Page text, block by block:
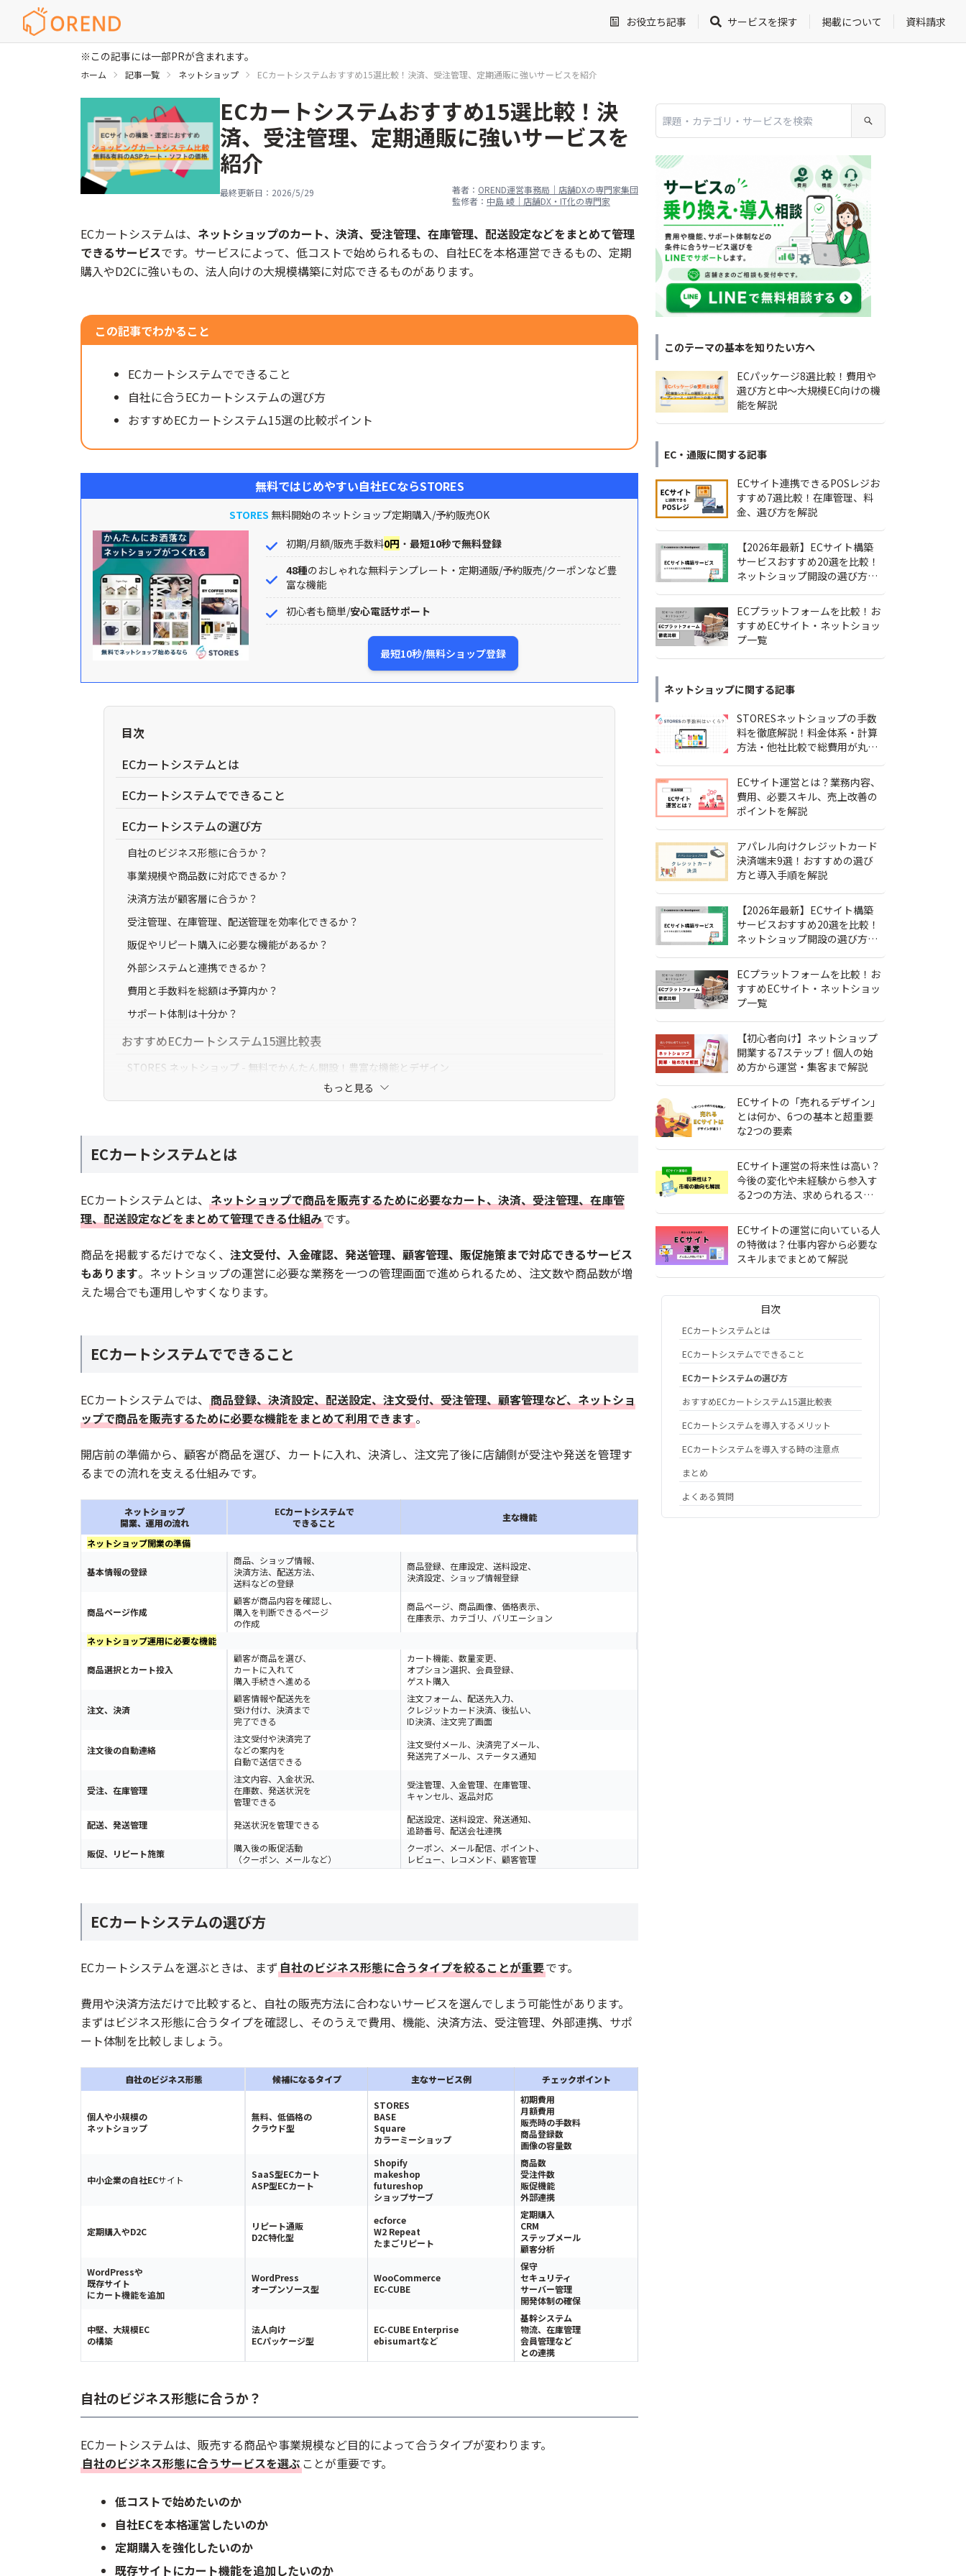
お役立ち記事 サービスを探す 掲載について 資料請求
※この記事には一部PRが含まれます。
ホーム 記事一覧 ネットショップ ECカートシステムおすすめ15選比較！決済、受注管理、定期通販に強いサービスを紹介
ECカートシステムおすすめ15選比較！決
済、受注管理、定期通販に強いサービスを
紹介
最終更新日： 2026/5/29 著者： OREND運営事務局｜店舗DXの専門家集団
監修者： 中島 崚｜店舗DX・IT化の専門家
ECカートシステムは、 ネットショップのカート、決済、受注管理、在庫管理、配送設定などをまとめて管理
できるサービスです。サービスによって、低コストで始められるもの、自社ECを本格運営できるもの、定期
購入やD2Cに強いもの、法人向けの大規模構築に対応できるものがあります。
この記事でわかること
ECカートシステムでできること
自社に合うECカートシステムの選び方
おすすめECカートシステム15選の比較ポイント
無料ではじめやすい自社ECならSTORES
STORES 無料開始のネットショップ定期購入/予約販売OK
初期/月額/販売手数料0円 ・最短10秒で無料登録
48種のおしゃれな無料テンプレート・定期通販/予約販売/クーポンなど豊
富な機能
初心者も簡単/安心電話サポート
最短10秒/無料ショップ登録
目次
ECカートシステムとは
ECカートシステムでできること
ECカートシステムの選び方
自社のビジネス形態に合うか？
事業規模や商品数に対応できるか？
決済方法が顧客層に合うか？
受注管理、在庫管理、配送管理を効率化できるか？
販促やリピート購入に必要な機能があるか？
外部システムと連携できるか？
費用と手数料を総額は予算内か？
サポート体制は十分か？
おすすめECカートシステム15選比較表
STORES ネットショップ - 無料でかんたん開設！豊富な機能とデザイン
おちゃのこネット - 初期費用無料の簡単EC構築サービス
makeshop - 手数料0円/限定20日無料/流通額&機能数1位/テイクアウト&デリバリー受付
カラーミーショップ - GMO提供/月額/初期0円/おしゃれなデザインで美容/食品に強い
BASE - 無料で簡単なネットショップ作成サービス
futureshop
Ｅストアーショップサーブ
EC-CUBE
ECカートシステムを導入するメリット
顧客に合う決済方法を用意できる
ネットショップ運営を一元管理できる
ECカートシステムを導入する時の注意点
月額費用や手数料が発生する
サービスによって機能やデザインに制限がある
別システムへの移行には手間がかかる
運用体制を整えないと活用しきれない
まとめ
ECカートシステムとネットショップ作成サービスは同じですか？
無料のECカートシステムでもネットショップを運営できますか？
ECカートシステムとECパッケージは何が違いますか？
定期購入やサブスクに対応したECカートシステムはありますか？
もっと見る
ECカートシステムとは
ECカートシステムとは、 ネットショップで商品を販売するために必要なカート、決済、受注管理、在庫管
理、配送設定などをまとめて管理できる仕組みです。
商品を掲載するだけでなく、 注文受付、入金確認、発送管理、顧客管理、販促施策まで対応できるサービス
もあります。ネットショップの運営に必要な業務を一つの管理画面で進められるため、注文数や商品数が増
えた場合でも運用しやすくなります。
ECカートシステムでできること
ECカートシステムでは、 商品登録、決済設定、配送設定、注文受付、受注管理、顧客管理など、ネットショ
ップで商品を販売するために必要な機能をまとめて利用できます。
開店前の準備から、顧客が商品を選び、カートに入れ、決済し、注文完了後に店舗側が受注や発送を管理す
るまでの流れを支える仕組みです。
ネットショップ
開業、運用の流れ
ECカートシステムで
できること
主な機能
ネットショップ開業の準備
基本情報の登録
商品、ショップ情報、
決済方法、配送方法、
送料などの登録
商品登録、在庫設定、送料設定、
決済設定、ショップ情報登録
商品ページ作成
顧客が商品内容を確認し、
購入を判断できるページ
の作成
商品ページ、商品画像、価格表示、
在庫表示、カテゴリ、バリエーション
ネットショップ運用に必要な機能
商品選択とカート投入
顧客が商品を選び、
カートに入れて
購入手続きへ進める
カート機能、数量変更、
オプション選択、会員登録、
ゲスト購入
注文、決済
顧客情報や配送先を
受け付け、決済まで
完了できる
注文フォーム、配送先入力、
クレジットカード決済、後払い、
ID決済、注文完了画面
注文後の自動連絡
注文受付や決済完了
などの案内を
自動で送信できる
注文受付メール、決済完了メール、
発送完了メール、ステータス通知
受注、在庫管理
注文内容、入金状況、
在庫数、発送状況を
管理できる
受注管理、入金管理、在庫管理、
キャンセル、返品対応
配送、発送管理 発送状況を管理できる
配送設定、送料設定、発送通知、
追跡番号、配送会社連携
販促、リピート施策
購入後の販促活動
（クーポン、メールなど）
クーポン、メール配信、ポイント、
レビュー、レコメンド、顧客管理
ECカートシステムの選び方
ECカートシステムを選ぶときは、まず自社のビジネス形態に合うタイプを絞ることが重要です。
費用や決済方法だけで比較すると、自社の販売方法に合わないサービスを選んでしまう可能性があります。
まずはビジネス形態に合うタイプを確認し、そのうえで費用、機能、決済方法、受注管理、外部連携、サポ
ート体制を比較しましょう。
自社のビジネス形態 候補になるタイプ 主なサービス例 チェックポイント
個人や小規模の
ネットショップ
無料、低価格の
クラウド型
STORES
BASE
Square
カラーミーショップ
初期費用
月額費用
販売時の手数料
商品登録数
画像の容量数
中小企業の自社ECサイト
SaaS型ECカート
ASP型ECカート
Shopify
makeshop
futureshop
ショップサーブ
商品数
受注件数
販促機能
外部連携
定期購入やD2C
リピート通販
D2C特化型
ecforce
W2 Repeat
たまごリピート
定期購入
CRM
ステップメール
顧客分析
WordPressや
既存サイト
にカート機能を追加
WordPress
オープンソース型
WooCommerce
EC-CUBE
保守
セキュリティ
サーバー管理
開発体制の確保
中堅、大規模EC
の構築
法人向け
ECパッケージ型
EC-CUBE Enterprise
ebisumartなど
基幹システム
物流、在庫管理
会員管理など
との連携
自社のビジネス形態に合うか？
ECカートシステムは、販売する商品や事業規模など目的によって合うタイプが変わります。
自社のビジネス形態に合うサービスを選ぶ ことが重要です。
低コストで始めたいのか
自社ECを本格運営したいのか
定期購入を強化したいのか
既存サイトにカート機能を追加したいのか
このテーマの基本を知りたい方へ
ECパッケージ8選比較！費用や
選び方と中〜大規模EC向けの機
能を解説
EC・通販に関する記事
ECサイト連携できるPOSレジお
すすめ7選比較！在庫管理、料
金、選び方を解説
【2026年最新】ECサイト構築
サービスおすすめ20選を比較！
ネットショップ開設の選び方も
ECプラットフォームを比較！お
すすめECサイト・ネットショッ
プ一覧
ネットショップに関する記事
STORESネットショップの手数
料を徹底解説！料金体系・計算
方法・他社比較で総費用が丸わ
ECサイト運営とは？業務内容、
費用、必要スキル、売上改善の
ポイントを解説
アパレル向けクレジットカード
決済端末9選！おすすめの選び
方と導入手順を解説
【2026年最新】ECサイト構築
サービスおすすめ20選を比較！
ネットショップ開設の選び方も
ECプラットフォームを比較！お
すすめECサイト・ネットショッ
プ一覧
【初心者向け】ネットショップ
開業する7ステップ！個人の始
め方から運営・集客まで解説
ECサイトの「売れるデザイン」
とは何か、6つの基本と超重要
な2つの要素
ECサイト運営の将来性は高い？
今後の変化や未経験から参入す
る2つの方法、求められるスキ
ECサイトの運営に向いている人
の特徴は？仕事内容から必要な
スキルまでまとめて解説
目次
ECカートシステムとは
ECカートシステムでできること
ECカートシステムの選び方
おすすめECカートシステム15選比較表
ECカートシステムを導入するメリット
ECカートシステムを導入する時の注意点
まとめ
よくある質問